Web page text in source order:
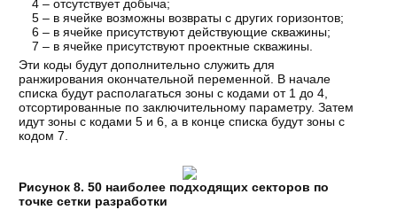
4 – отсутствует добыча;
5 – в ячейке возможны возвраты с других горизонтов;
6 – в ячейке присутствуют действующие скважины;
7 – в ячейке присутствуют проектные скважины.
Эти коды будут дополнительно служить для
ранжирования окончательной переменной. В начале
списка будут располагаться зоны с кодами от 1 до 4,
отсортированные по заключительному параметру. Затем
идут зоны с кодами 5 и 6, а в конце списка будут зоны с
кодом 7.
Рисунок 8. 50 наиболее подходящих секторов по
точке сетки разработки